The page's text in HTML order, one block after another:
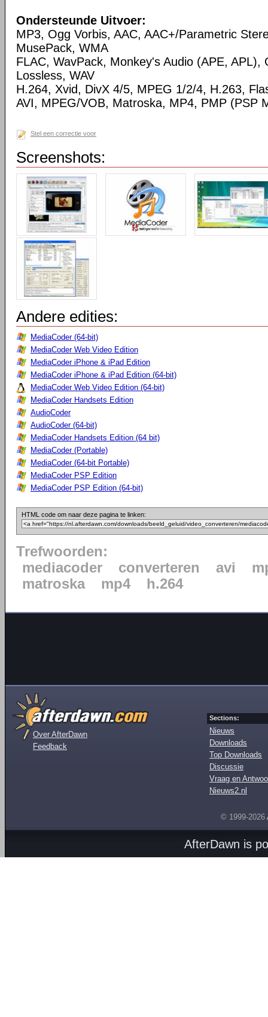
Ondersteunde Uitvoer:
MP3, Ogg Vorbis, AAC, AAC+/Parametric
MusePack, WMA
FLAC, WavPack, Monkey's Audio (APE, APL),
Lossless, WAV
H.264, Xvid, DivX 4/5, MPEG 1/2/4, H.263,
AVI, MPEG/VOB, Matroska, MP4, PMP (PSP
Stel een correctie voor
Screenshots:
Andere edities:
MediaCoder (64-bit)
MediaCoder Web Video Edition
MediaCoder iPhone & iPad Edition
MediaCoder iPhone & iPad Edition (64-bit)
MediaCoder Web Video Edition (64-bit)
MediaCoder Handsets Edition
AudioCoder
AudioCoder (64-bit)
MediaCoder Handsets Edition (64 bit)
MediaCoder (Portable)
MediaCoder (64-bit Portable)
MediaCoder PSP Edition
MediaCoder PSP Edition (64-bit)
HTML code om naar deze pagina te linken:
Trefwoorden:
mediacoder
converteren avi
matroska
mp4 h.264
Over AfterDawn
Feedback
Sections:
Nieuws
Downloads
Top Downloads
Discussie
Vraag en
Nieuws2.nl
© 1999-2026
AfterDawn is